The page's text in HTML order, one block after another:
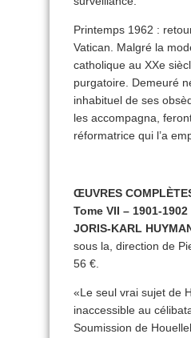
Printemps 1962 :
Vatican. Malgré la
catholique au XXe
purgatoire. Demeuré
inhabituel de ses
les accompagna,
réformatrice qui l’a
ŒUVRES
Tome VII – 1901-1902
JORIS-KARL
sous la, direction de
56 €.
«Le seul vrai sujet de
inaccessible au
Soumission de